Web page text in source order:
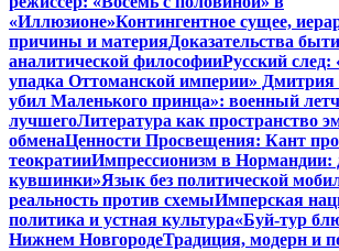
«Иллюзионе»Контингентное сущее,
причины и материяДоказательства
аналитической философииРусский след:
упадка Оттоманской империи»
убил Маленького принца»: военный
лучшегоЛитература как пространство
обменаЦенности Просвещения: Кант
теократииИмпрессионизм в Нормандии:
кувшинки»Язык без политической
реальность против схемыИмперская
политика и устная культура«Буй-тур
Нижнем НовгородеТрадиция, модерн и